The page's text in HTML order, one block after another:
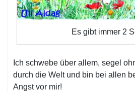
Es gibt immer 2
Ich schwebe über allem, segel
durch die Welt und bin bei allen
Angst vor mir!